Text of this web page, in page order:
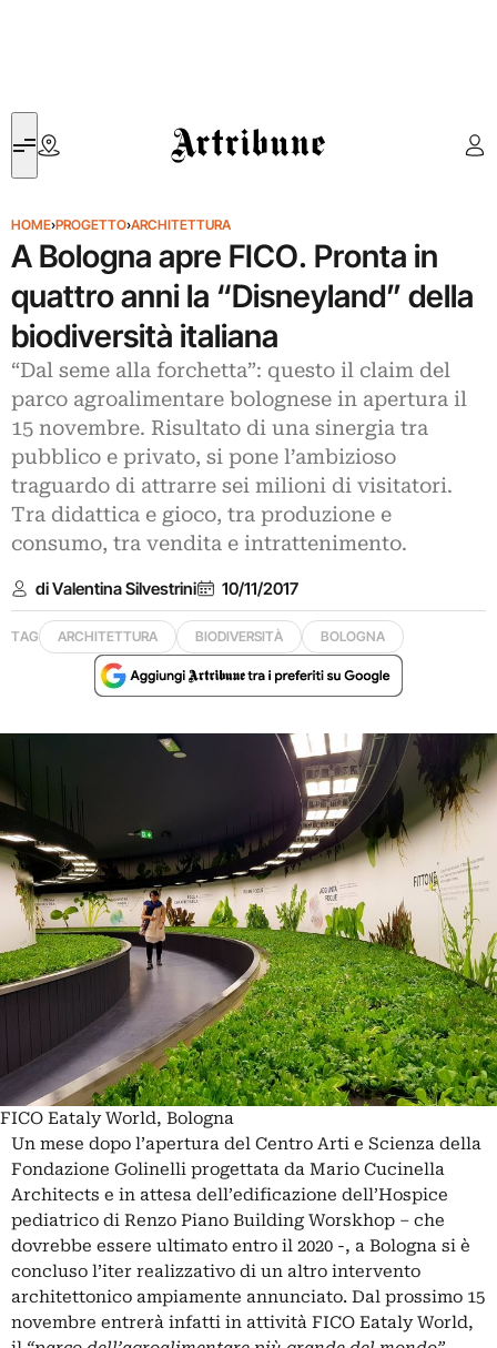
Artribune
HOME›PROGETTO›ARCHITETTURA
A Bologna apre FICO. Pronta in
quattro anni la “Disneyland” della
biodiversità italiana
“Dal seme alla forchetta”: questo il claim del
parco agroalimentare bolognese in apertura il
15 novembre. Risultato di una sinergia tra
pubblico e privato, si pone l’ambizioso
traguardo di attrarre sei milioni di visitatori.
Tra didattica e gioco, tra produzione e
consumo, tra vendita e intrattenimento.
di Valentina Silvestrini 10/11/2017
TAG ARCHITETTURA BIODIVERSITÀ BOLOGNA
FICO Eataly World, Bologna
Un mese dopo l’apertura del Centro Arti e Scienza della
Fondazione Golinelli progettata da Mario Cucinella
Architects e in attesa dell’edificazione dell’Hospice
pediatrico di Renzo Piano Building Worskhop – che
dovrebbe essere ultimato entro il 2020 -, a Bologna si è
concluso l’iter realizzativo di un altro intervento
architettonico ampiamente annunciato. Dal prossimo 15
novembre entrerà infatti in attività FICO Eataly World,